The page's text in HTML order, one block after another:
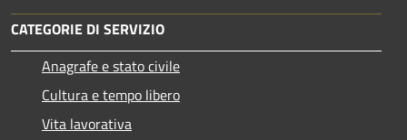
CATEGORIE DI SERVIZIO
Anagrafe e stato civile
Cultura e tempo libero
Vita lavorativa